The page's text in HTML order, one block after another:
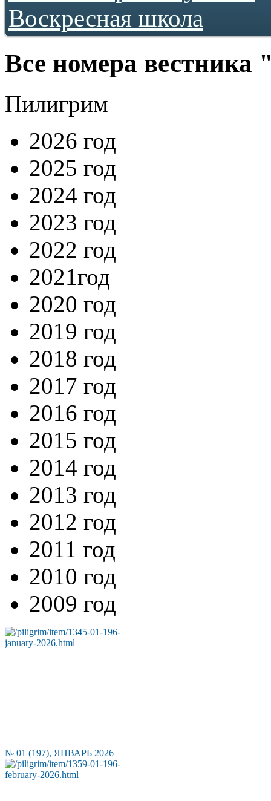
2016
2017
2020
2021
2024
Воскресная школа
Все номера
Пилигрим
2026 год
2025 год
2024 год
2023 год
2022 год
2021год
2020 год
2019 год
2018 год
2017 год
2016 год
2015 год
2014 год
2013 год
2012 год
2011 год
2010 год
2009 год
№ 01 (197), ЯНВАРЬ 2026